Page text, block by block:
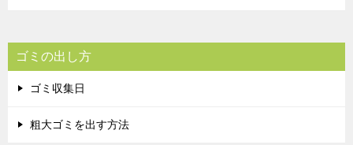
ゴミの出し方
ゴミ収集日
粗大ゴミを出す方法